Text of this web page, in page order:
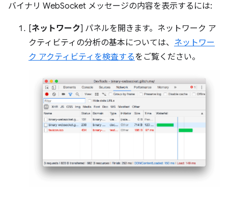
バイナリ WebSocket メッセージの内容を表示するには:
[ネットワーク] パネルを開きます。ネットワーク ア
クティビティの分析の基本については、 ネットワー
ク アクティビティを検査するをご覧ください。